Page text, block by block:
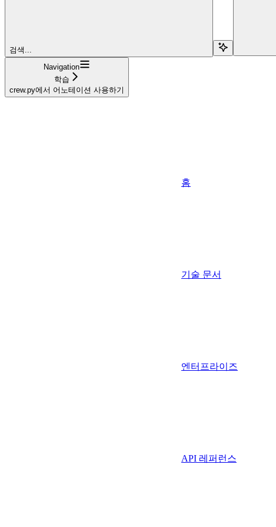
검색...
Navigation
학습
crew.py에서 어노테이션 사용하기
홈
기술 문서
엔터프라이즈
API 레퍼런스